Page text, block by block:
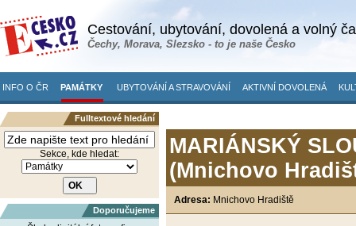
Cestování, ubytování, dovolená a volný
Čechy, Morava, Slezsko - to je naše Česko
INFO O ČR PAMÁTKY UBYTOVÁNÍ A STRAVOVÁNÍ AKTIVNÍ DOVOLENÁ
Fulltextové hledání
Sekce, kde hledat:
Doporučujeme
MARIÁNSKÝ
(Mnichovo
Adresa: Mnichovo Hradiště